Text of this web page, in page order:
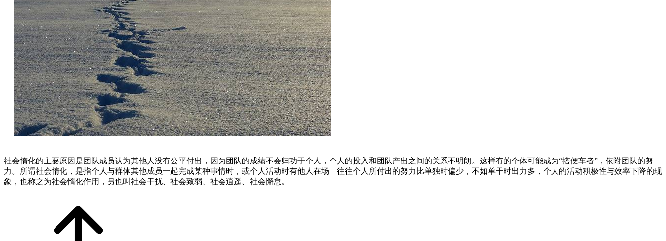
社会惰化的主要原因是团队成员认为其他人没有公平付出，因为团队的成绩不会归功于个人，个人的投入和团队产出之间的关系不明朗。这样有的个体可能成为“搭便车者”，依附团队的努
力。所谓社会惰化，是指个人与群体其他成员一起完成某种事情时，或个人活动时有他人在场，往往个人所付出的努力比单独时偏少，不如单干时出力多，个人的活动积极性与效率下降的现
象，也称之为社会惰化作用，另也叫社会干扰、社会致弱、社会逍遥、社会懈怠。